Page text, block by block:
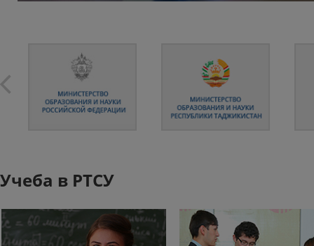
Учеба в РТСУ